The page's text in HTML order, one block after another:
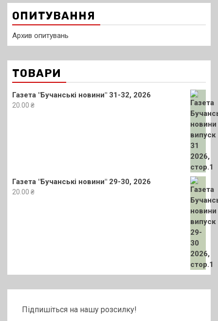
ОПИТУВАННЯ
Архив опитувань
ТОВАРИ
Газета "Бучанські новини" 31-32, 2026
20.00 ₴
Газета "Бучанські новини" 29-30, 2026
20.00 ₴
Підпишіться на нашу розсилку!